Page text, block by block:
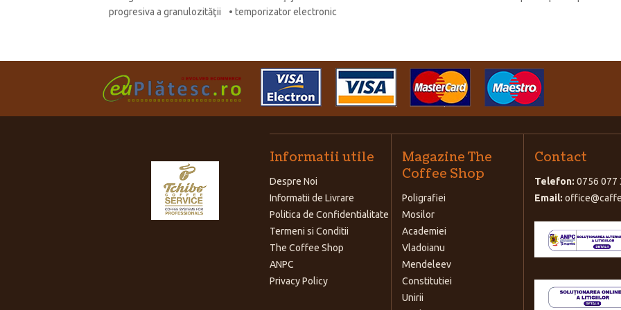
progresiva a granulozităţii • temporizator electronic
Informatii utile
Despre Noi
Informatii de Livrare
Politica de Confidentialitate
Termeni si Conditii
The Coffee Shop
ANPC
Privacy Policy
Magazine The
Coffee Shop
Poligrafiei
Mosilor
Academiei
Vladoianu
Mendeleev
Constitutiei
Unirii
Contact
Telefon: 0756 077
Email: